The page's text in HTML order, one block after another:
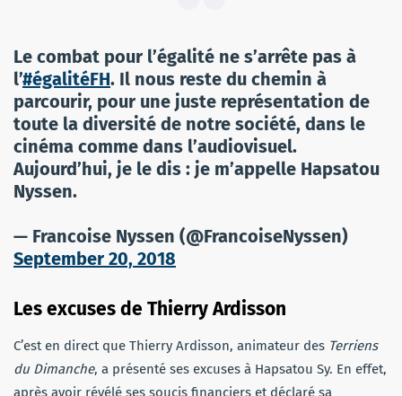
Le combat pour l’égalité ne s’arrête pas à
l’#égalitéFH. Il nous reste du chemin à
parcourir, pour une juste représentation de
toute la diversité de notre société, dans le
cinéma comme dans l’audiovisuel.
Aujourd’hui, je le dis : je m’appelle Hapsatou
Nyssen.
— Francoise Nyssen (@FrancoiseNyssen)
September 20, 2018
Les excuses de Thierry Ardisson
C’est en direct que Thierry Ardisson, animateur des Terriens
du Dimanche, a présenté ses excuses à Hapsatou Sy. En effet,
après avoir révélé ses soucis financiers et déclaré sa